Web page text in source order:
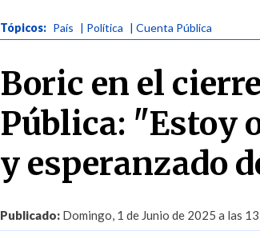
Tópicos: País | Política | Cuenta Pública
Boric en el
Pública: "Estoy
y esperanzado
Publicado: Domingo, 1 de Junio de 2025 a las